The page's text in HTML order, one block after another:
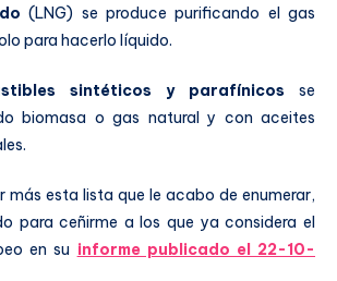
(LNG) se produce purificando el gas
para hacerlo líquido.
sintéticos y parafínicos se
biomasa o gas natural y con aceites
más esta lista que le acabo de enumerar,
para ceñirme a los que ya considera el
en su informe publicado el 22-10-